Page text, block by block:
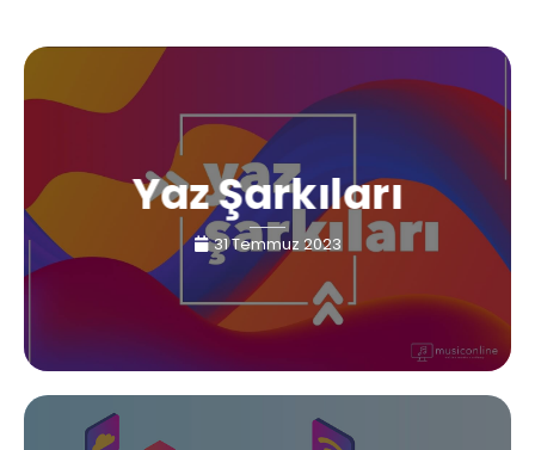
Yaz Şarkıları
31 Temmuz 2023